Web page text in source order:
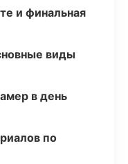
и финальная
виды
в день
по